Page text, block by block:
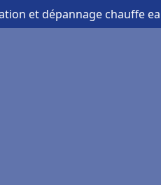
et dépannage chauffe